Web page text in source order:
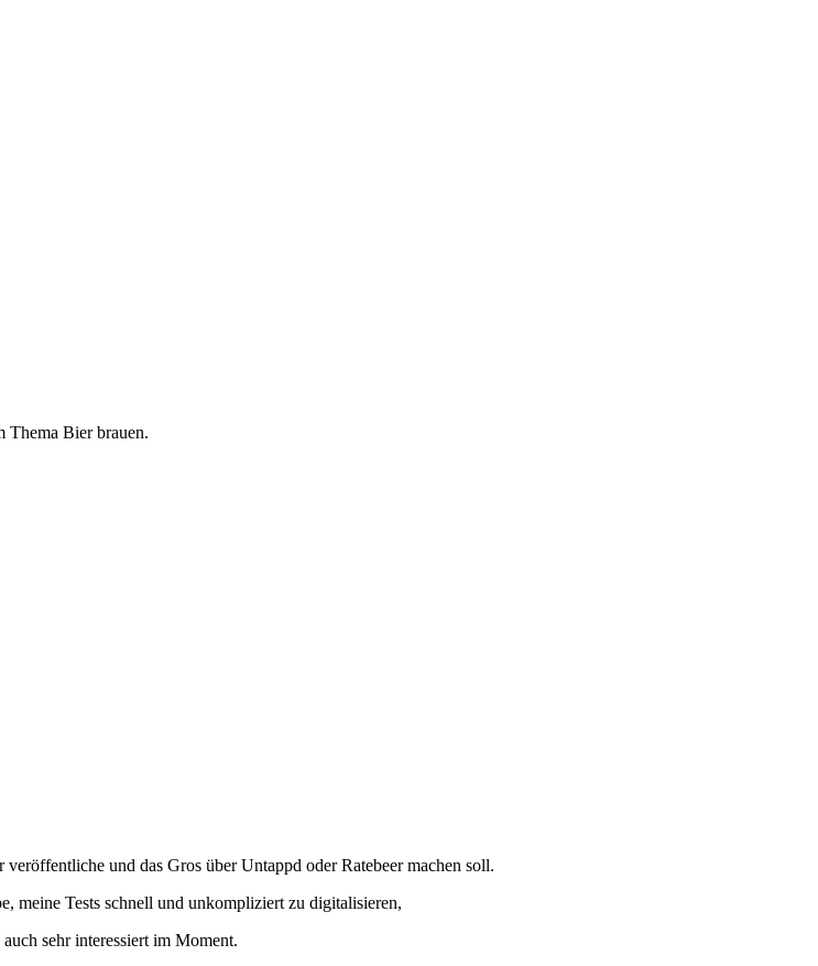
Thema Bier brauen.
und das Gros über Untappd oder Ratebeer machen soll.
meine Tests schnell und unkompliziert zu digitalisieren,
sehr interessiert im Moment.